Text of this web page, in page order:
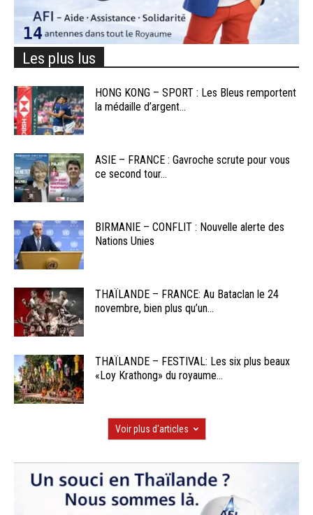
Les plus lus
HONG KONG – SPORT : Les Bleus remportent
la médaille d’argent...
ASIE – FRANCE : Gavroche scrute pour vous
ce second tour...
BIRMANIE – CONFLIT : Nouvelle alerte des
Nations Unies
THAÏLANDE – FRANCE: Au Bataclan le 24
novembre, bien plus qu’un...
THAÏLANDE – FESTIVAL: Les six plus beaux
«Loy Krathong» du royaume...
Voir plus d'articles